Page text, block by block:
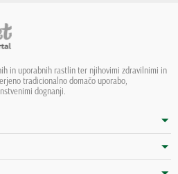
in uporabnih rastlin ter njihovimi zdravilnimi in
tradicionalno domačo uporabo,
dognanji.